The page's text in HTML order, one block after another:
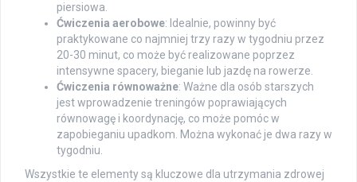
piersiowa.
Ćwiczenia aerobowe: Idealnie, powinny być
praktykowane co najmniej trzy razy w tygodniu przez
20-30 minut, co może być realizowane poprzez
intensywne spacery, bieganie lub jazdę na rowerze.
Ćwiczenia równoważne: Ważne dla osób starszych
jest wprowadzenie treningów poprawiających
równowagę i koordynację, co może pomóc w
zapobieganiu upadkom. Można wykonać je dwa razy w
tygodniu.
Wszystkie te elementy są kluczowe dla utrzymania zdrowej